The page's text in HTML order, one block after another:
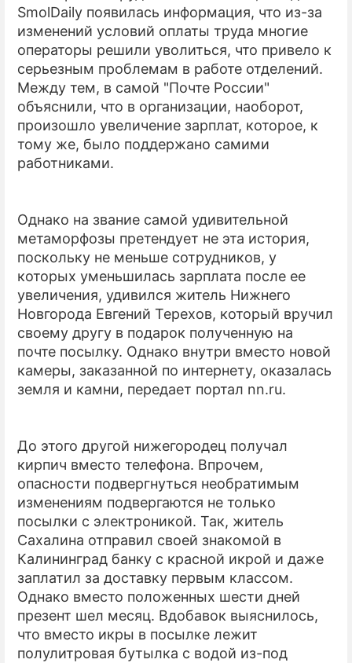
SmolDaily появилась информация, что из-за
изменений условий оплаты труда многие
операторы решили уволиться, что привело к
серьезным проблемам в работе отделений.
Между тем, в самой "Почте России"
объяснили, что в организации, наоборот,
произошло увеличение зарплат, которое, к
тому же, было поддержано самими
работниками.
Однако на звание самой удивительной
метаморфозы претендует не эта история,
поскольку не меньше сотрудников, у
которых уменьшилась зарплата после ее
увеличения, удивился житель Нижнего
Новгорода Евгений Терехов, который вручил
своему другу в подарок полученную на
почте посылку. Однако внутри вместо новой
камеры, заказанной по интернету, оказалась
земля и камни, передает портал nn.ru.
До этого другой нижегородец получал
кирпич вместо телефона. Впрочем,
опасности подвергнуться необратимым
изменениям подвергаются не только
посылки с электроникой. Так, житель
Сахалина отправил своей знакомой в
Калининград банку с красной икрой и даже
заплатил за доставку первым классом.
Однако вместо положенных шести дней
презент шел месяц. Вдобавок выяснилось,
что вместо икры в посылке лежит
полулитровая бутылка с водой из-под